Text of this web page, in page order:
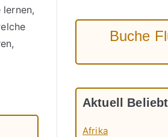
Buche
Aktuell
Afrika